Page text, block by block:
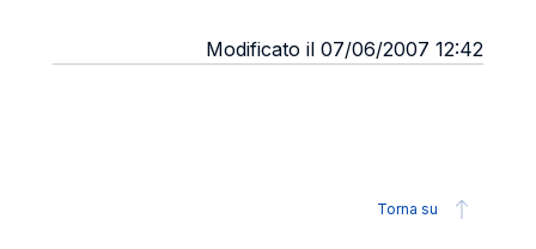
Modificato il 07/06/2007 12:42
Torna su